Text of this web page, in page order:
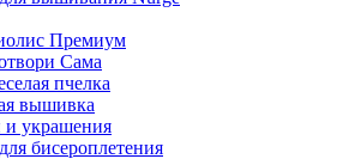
Премиум
Сама
пчелка
вышивка
и украшения
бисероплетения